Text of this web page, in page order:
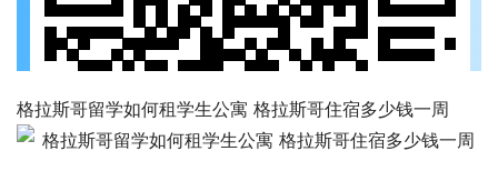
格拉斯哥留学如何租学生公寓 格拉斯哥住宿多少钱一周